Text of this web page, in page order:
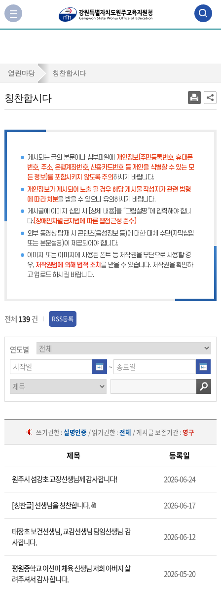
검
색
기
사
이
가
칭
합
다
열린마당 칭찬합시다
칭찬합시다
게시되는 글의 본문이나 첨부파일에 개인정보(주민등록번호, 휴대폰
번호, 주소, 은행계좌번호, 신용카드번호 등 개인을 식별할 수 있는 모
든 정보)를 포함시키지 않도록 주의하시기 바랍니다.
개인정보가 게시되어 노출 될 경우 해당 게시물 작성자가 관련 법령
에 따라 처분을 받을 수 있으니 유의하시기 바랍니다.
게시글에 이미지 삽입 시 [상세 내용]을 “그림설명”에 입력해야 합니
다.(장애인차별금지법에 따른 웹접근성 준수)
외부 동영상 탑재 시 콘텐츠(음성정보 등)에 대한 대체 수단(자막삽입
또는 본문설명)이 제공되어야 합니다.
이미지 또는 이미지에 사용된 폰트 등 저작권을 무단으로 사용할 경
우, 저작권법에 의해 법적 조치 를 받을 수 있습니다. 저작권을 확인하
고 업로드 하시길 바랍니다.
전체139건 RSS등록
연도별
~
쓰기권한 :실명인증 / 읽기권한 :전체 / 게시글 보존기간 :영구
합
제목 등록일
원주시 섬강초 교장선생님께 감사합니다! 2026-06-24
[칭찬글] 선생님을 칭찬합니다. 2026-06-17
태장초 보건선생님, 교감선생님 담임선생님 감
사합니다.
2026-06-12
평원중학교 이선미 체육 선생님 저희 아버지 살
려주셔서 감사 합니다.
2026-05-20